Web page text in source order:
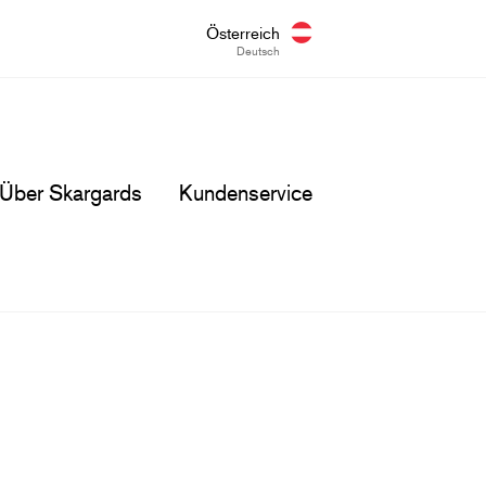
Skargards Kundenservice
Österreich
Deutsch